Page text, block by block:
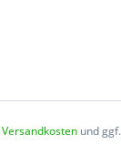
Versandkostenund